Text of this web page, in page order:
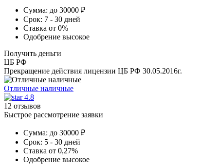
Сумма: до 30000 ₽
Срок: 7 - 30 дней
Ставка от 0%
Одобрение высокое
Получить деньги
ЦБ РФ
Прекращение действия лицензии ЦБ РФ 30.05.2016г.
Отличные наличные
4.8
12 отзывов
Быстрое рассмотрение заявки
Сумма: до 30000 ₽
Срок: 5 - 30 дней
Ставка от 0,27%
Одобрение высокое